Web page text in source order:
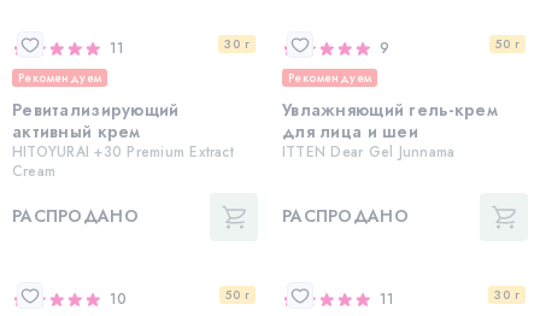
30 г
11
Рекомендуем
Ревитализирующий
активный крем
HITOYURAI +30 Premium Extract
Cream
РАСПРОДАНО
50 г
9
Рекомендуем
Увлажняющий гель-крем
для лица и шеи
ITTEN Dear Gel Junnama
РАСПРОДАНО
50 г
10 30 г
11